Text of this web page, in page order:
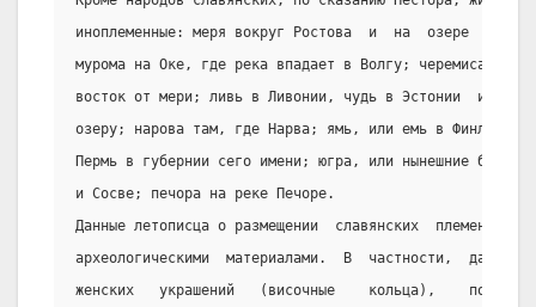
иноплеменные: меря вокруг Ростова  и  на  озере
мурома на Оке, где река впадает в Волгу; черемиса,
восток от мери; ливь в Ливонии, чудь в Эстонии  и  на
озеру; нарова там, где Нарва; ямь, или емь в
Пермь в губернии сего имени; югра, или нынешние
и Сосве; печора на реке Печоре.
Данные летописца о размещении  славянских  племенных
археологическими  материалами.  В  частности,  данные
женских   украшений   (височные    кольца),